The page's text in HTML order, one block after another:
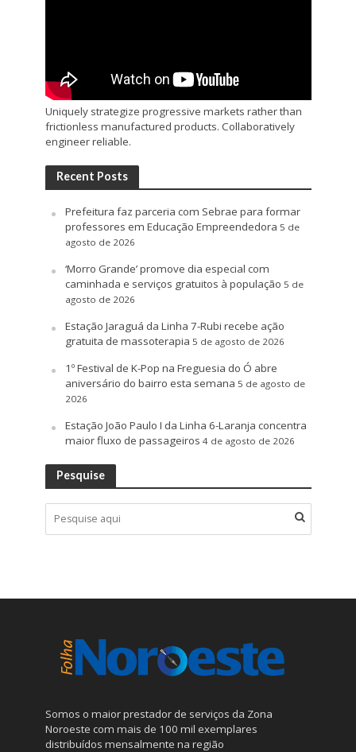
Uniquely strategize progressive markets rather than
frictionless manufactured products. Collaboratively
engineer reliable.
Recent Posts
Prefeitura faz parceria com Sebrae para formar
professores em Educação Empreendedora 5 de
agosto de 2026
‘Morro Grande’ promove dia especial com
caminhada e serviços gratuitos à população 5 de
agosto de 2026
Estação Jaraguá da Linha 7-Rubi recebe ação
gratuita de massoterapia 5 de agosto de 2026
1º Festival de K-Pop na Freguesia do Ó abre
aniversário do bairro esta semana 5 de agosto de
2026
Estação João Paulo I da Linha 6-Laranja concentra
maior fluxo de passageiros 4 de agosto de 2026
Pesquise
Somos o maior prestador de serviços da Zona
Noroeste com mais de 100 mil exemplares
distribuídos mensalmente na região